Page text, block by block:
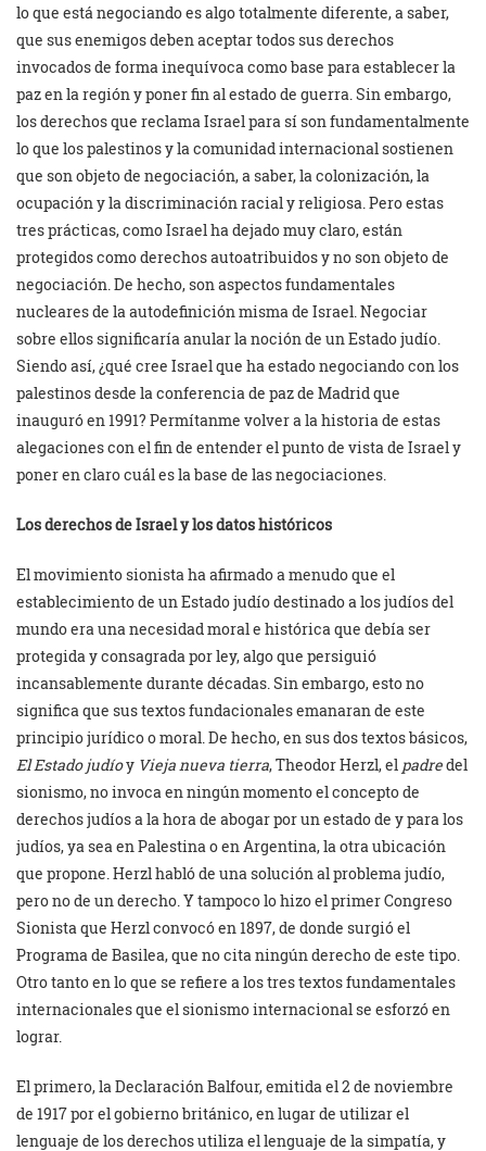
lo que está negociando es algo totalmente diferente, a saber,
que sus enemigos deben aceptar todos sus derechos
invocados de forma inequívoca como base para establecer la
paz en la región y poner fin al estado de guerra. Sin embargo,
los derechos que reclama Israel para sí son fundamentalmente
lo que los palestinos y la comunidad internacional sostienen
que son objeto de negociación, a saber, la colonización, la
ocupación y la discriminación racial y religiosa. Pero estas
tres prácticas, como Israel ha dejado muy claro, están
protegidos como derechos autoatribuidos y no son objeto de
negociación. De hecho, son aspectos fundamentales
nucleares de la autodefinición misma de Israel. Negociar
sobre ellos significaría anular la noción de un Estado judío.
Siendo así, ¿qué cree Israel que ha estado negociando con los
palestinos desde la conferencia de paz de Madrid que
inauguró en 1991? Permítanme volver a la historia de estas
alegaciones con el fin de entender el punto de vista de Israel y
poner en claro cuál es la base de las negociaciones.
Los derechos de Israel y los datos históricos
El movimiento sionista ha afirmado a menudo que el
establecimiento de un Estado judío destinado a los judíos del
mundo era una necesidad moral e histórica que debía ser
protegida y consagrada por ley, algo que persiguió
incansablemente durante décadas. Sin embargo, esto no
significa que sus textos fundacionales emanaran de este
principio jurídico o moral. De hecho, en sus dos textos básicos,
El Estado judíoy Vieja nueva tierra, Theodor Herzl, el padredel
sionismo, no invoca en ningún momento el concepto de
derechos judíos a la hora de abogar por un estado de y para los
judíos, ya sea en Palestina o en Argentina, la otra ubicación
que propone. Herzl habló de una solución al problema judío,
pero no de un derecho. Y tampoco lo hizo el primer Congreso
Sionista que Herzl convocó en 1897, de donde surgió el
Programa de Basilea, que no cita ningún derecho de este tipo.
Otro tanto en lo que se refiere a los tres textos fundamentales
internacionales que el sionismo internacional se esforzó en
lograr.
El primero, la Declaración Balfour, emitida el 2 de noviembre
de 1917 por el gobierno británico, en lugar de utilizar el
lenguaje de los derechos utiliza el lenguaje de la simpatía, y